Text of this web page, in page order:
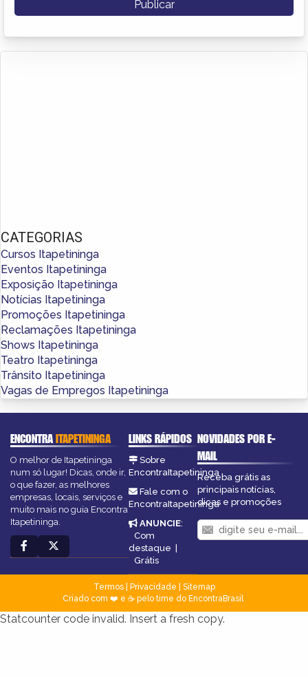
CATEGORIAS
Cursos Itapetininga
Eventos Itapetininga
Exposição Itapetininga
Notícias Itapetininga
Promoções Itapetininga
Reclamações Itapetininga
Shows Itapetininga
Teatro Itapetininga
Trânsito Itapetininga
Vagas de Empregos Itapetininga
ENCONTRAITAPETININGA
O melhor de Itapetininga
num só lugar! Dicas, onde ir,
o que fazer, as melhores
empresas, locais, serviços e
muito mais no guia Encontra
Itapetininga.
LINKS RÁPIDOS
Sobre
EncontraItapetininga
Fale com o
EncontraItapetininga
ANUNCIE:
Com
destaque
Grátis
NOVIDADES POR E-
MAIL
Receba grátis as
principais notícias,
dicas e promoções
Termos| Privacidade
Sitemap
Criado com ❤️ e ☕ pelo time do EncontraBrasil
Statcounter code invalid. Insert a fresh copy.